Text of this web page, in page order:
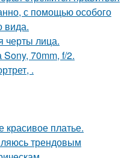
с помощью особого
вида.
черты лица.
70mm, f/2.
.
платье.
трендовым